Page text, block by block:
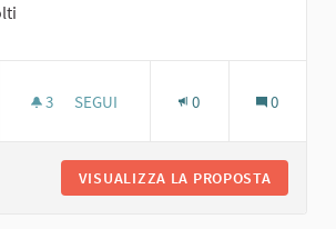
3 3 SOSTENITORI
SEGUI 0 0
VISUALIZZA LA PROPOSTA